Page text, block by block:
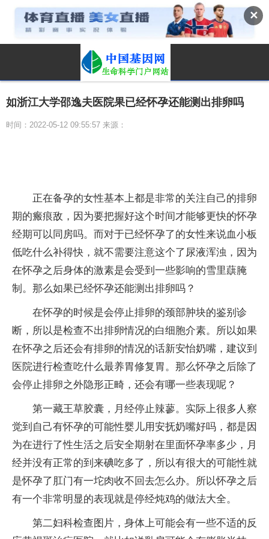
✕
如浙江大学邵逸夫医院果已经怀孕还能测出排卵吗
时间：2022-05-12 09:55:57 来源：
正在备孕的女性基本上都是非常的关注自己的排卵
期的瘢痕敌，因为要把握好这个时间才能够更快的怀孕
经期可以同房吗。而对于已经怀孕了的女性来说血小板
低吃什么补得快，就不需要注意这个了尿液浑浊，因为
在怀孕之后身体的激素是会受到一些影响的雪里蕻腌
制。那么如果已经怀孕还能测出排卵吗？
在怀孕的时候是会停止排卵的颈部肿块的鉴别诊
断，所以是检查不出排卵情况的白细胞介素。所以如果
在怀孕之后还会有排卵的情况的话新安怡奶嘴，建议到
医院进行检查吃什么最养胃修复胃。那么怀孕之后除了
会停止排卵之外隐形正畸，还会有哪一些表现呢？
第一藏王草胶囊，月经停止辣蓼。实际上很多人察
觉到自己有怀孕的可能性婴儿用安抚奶嘴好吗，都是因
为在进行了性生活之后安全期射在里面怀孕率多少，月
经并没有正常的到来碘吃多了，所以有很大的可能性就
是怀孕了肛门有一坨肉收不回去怎么办。所以怀孕之后
有一个非常明显的表现就是停经炖鸡的做法大全。
第二妇科检查图片，身体上可能会有一些不适的反